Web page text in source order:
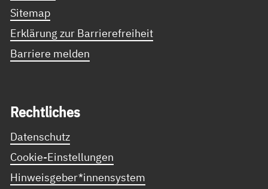
Sitemap
Erklärung zur Barrierefreiheit
Barriere melden
Recht­li­ches
Datenschutz
Cookie-Einstellungen
Hinweisgeber*innensystem